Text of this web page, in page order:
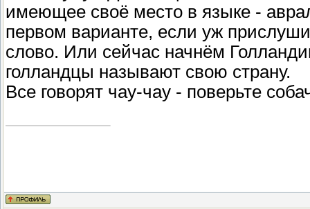
имеющее своё место в языке -
первом варианте, если уж
слово. Или сейчас начнём
голландцы называют свою страну.
Все говорят чау-чау - поверьте